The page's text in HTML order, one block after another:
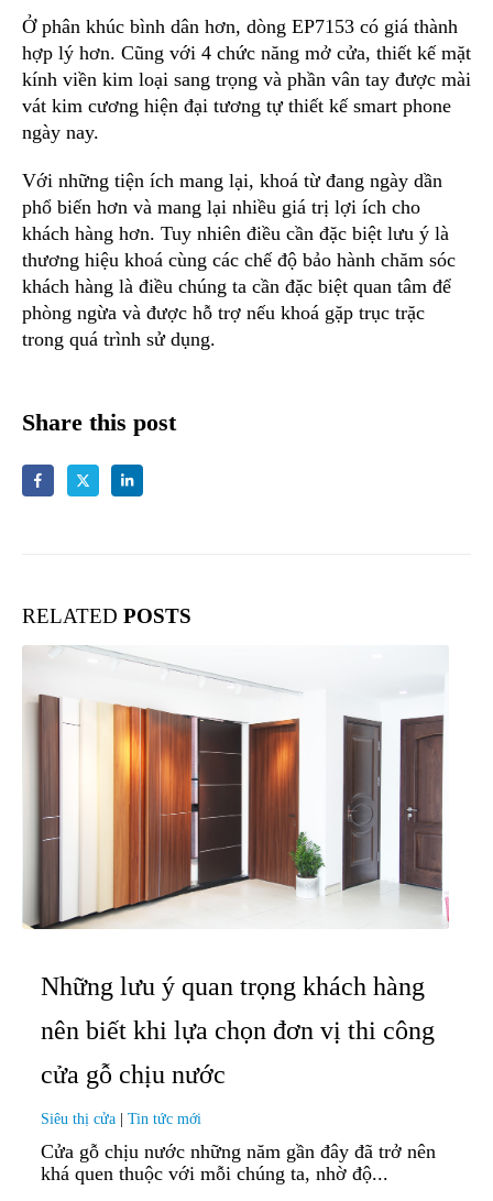
Ở phân khúc bình dân hơn, dòng EP7153 có giá thành
hợp lý hơn. Cũng với 4 chức năng mở cửa, thiết kế mặt
kính viền kim loại sang trọng và phần vân tay được mài
vát kim cương hiện đại tương tự thiết kế smart phone
ngày nay.
Với những tiện ích mang lại, khoá từ đang ngày dần
phổ biến hơn và mang lại nhiều giá trị lợi ích cho
khách hàng hơn. Tuy nhiên điều cần đặc biệt lưu ý là
thương hiệu khoá cùng các chế độ bảo hành chăm sóc
khách hàng là điều chúng ta cần đặc biệt quan tâm để
phòng ngừa và được hỗ trợ nếu khoá gặp trục trặc
trong quá trình sử dụng.
Share this post
RELATED POSTS
Những lưu ý quan trọng khách hàng
nên biết khi lựa chọn đơn vị thi công
cửa gỗ chịu nước
Siêu thị cửa | Tin tức mới
Cửa gỗ chịu nước những năm gần đây đã trở nên
khá quen thuộc với mỗi chúng ta, nhờ độ...